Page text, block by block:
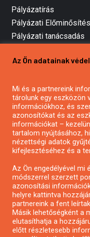
Pályázatírás
Pályázati Előminősítés
Pályázati tanácsadás
Mezőgazdasági
Pályázatírás civil
Pályázatírás
Pályázatfigyelés
Specifikus
Pályázatok
Pályázatok civil
Pályázatok
Az Ön adatainak
Mi és a partnereink
tárolunk egy eszközön
információkhoz, és
azonosítókat és az
információkat –
tartalom nyújtásához,
nézettségi adatok
kifejlesztéséhez és a
Az Ön engedélyével mi
módszerrel szerzett
azonosítási
helyre kattintva
partnereink a fent
Másik lehetőségként a
elutasíthatja a
előtt részletesebb